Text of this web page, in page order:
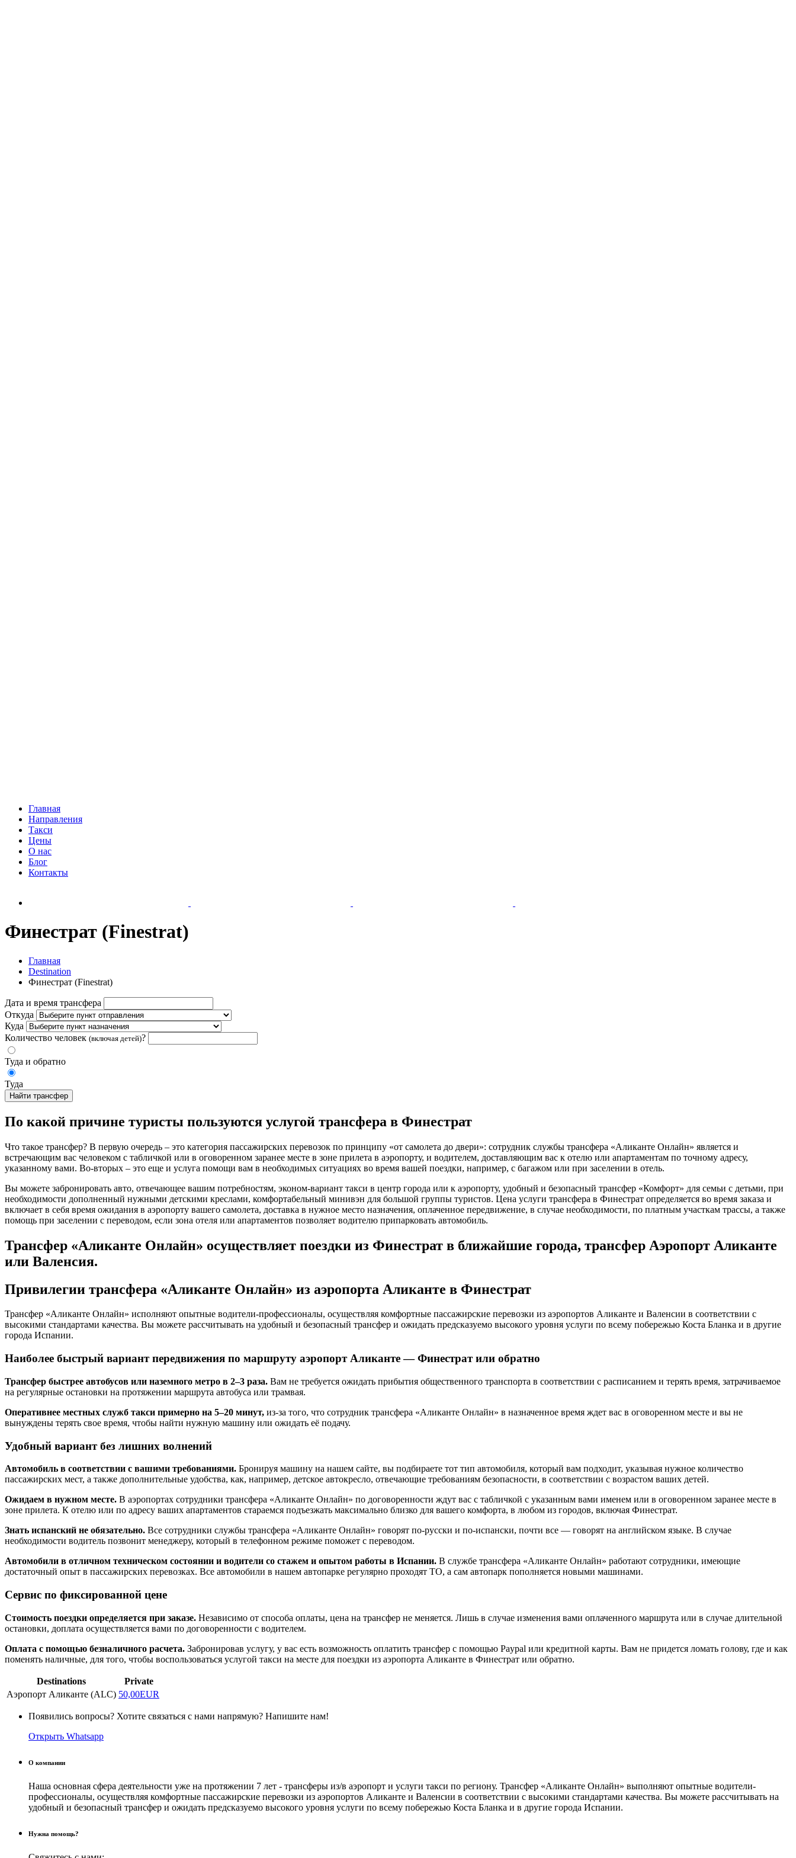
Главная
Направления
Такси
Цены
О нас
Блог
Контакты
Финестрат (Finestrat)
Главная
Destination
Финестрат (Finestrat)
Дата и время трансфера
Откуда
Куда
Количество человек (включая детей)?
Туда и обратно
Туда
Найти трансфер
По какой причине туристы пользуются услугой трансфера в Финестрат
Что такое трансфер? В первую очередь – это категория пассажирских перевозок по принципу «от самолета до двери»: сотрудник службы трансфера «Аликанте Онлайн» является и
встречающим вас человеком с табличкой или в оговоренном заранее месте в зоне прилета в аэропорту, и водителем, доставляющим вас к отелю или апартаментам по точному адресу,
указанному вами. Во-вторых – это еще и услуга помощи вам в необходимых ситуациях во время вашей поездки, например, с багажом или при заселении в отель.
Вы можете забронировать авто, отвечающее вашим потребностям, эконом-вариант такси в центр города или к аэропорту, удобный и безопасный трансфер «Комфорт» для семьи с детьми, при
необходимости дополненный нужными детскими креслами, комфортабельный минивэн для большой группы туристов. Цена услуги трансфера в Финестрат определяется во время заказа и
включает в себя время ожидания в аэропорту вашего самолета, доставка в нужное место назначения, оплаченное передвижение, в случае необходимости, по платным участкам трассы, а также
помощь при заселении с переводом, если зона отеля или апартаментов позволяет водителю припарковать автомобиль.
Трансфер «Аликанте Онлайн» осуществляет поездки из Финестрат в ближайшие города, трансфер Аэропорт Аликанте
или Валенсия.
Привилегии трансфера «Аликанте Онлайн» из аэропорта Аликанте в Финестрат
Трансфер «Аликанте Онлайн» исполняют опытные водители-профессионалы, осуществляя комфортные пассажирские перевозки из аэропортов Аликанте и Валенсии в соответствии с
высокими стандартами качества. Вы можете рассчитывать на удобный и безопасный трансфер и ожидать предсказуемо высокого уровня услуги по всему побережью Коста Бланка и в другие
города Испании.
Наиболее быстрый вариант передвижения по маршруту аэропорт Аликанте — Финестрат или обратно
Трансфер быстрее автобусов или наземного метро в 2–3 раза. Вам не требуется ожидать прибытия общественного транспорта в соответствии с расписанием и терять время, затрачиваемое
на регулярные остановки на протяжении маршрута автобуса или трамвая.
Оперативнее местных служб такси примерно на 5–20 минут, из-за того, что сотрудник трансфера «Аликанте Онлайн» в назначенное время ждет вас в оговоренном месте и вы не
вынуждены терять свое время, чтобы найти нужную машину или ожидать её подачу.
Удобный вариант без лишних волнений
Автомобиль в соответствии с вашими требованиями. Бронируя машину на нашем сайте, вы подбираете тот тип автомобиля, который вам подходит, указывая нужное количество
пассажирских мест, а также дополнительные удобства, как, например, детское автокресло, отвечающие требованиям безопасности, в соответствии с возрастом ваших детей.
Ожидаем в нужном месте. В аэропортах сотрудники трансфера «Аликанте Онлайн» по договоренности ждут вас с табличкой с указанным вами именем или в оговоренном заранее месте в
зоне прилета. К отелю или по адресу ваших апартаментов стараемся подъезжать максимально близко для вашего комфорта, в любом из городов, включая Финестрат.
Знать испанский не обязательно. Все сотрудники службы трансфера «Аликанте Онлайн» говорят по-русски и по-испански, почти все — говорят на английском языке. В случае
необходимости водитель позвонит менеджеру, который в телефонном режиме поможет с переводом.
Автомобили в отличном техническом состоянии и водители со стажем и опытом работы в Испании. В службе трансфера «Аликанте Онлайн» работают сотрудники, имеющие
достаточный опыт в пассажирских перевозках. Все автомобили в нашем автопарке регулярно проходят ТО, а сам автопарк пополняется новыми машинами.
Сервис по фиксированной цене
Стоимость поездки определяется при заказе. Независимо от способа оплаты, цена на трансфер не меняется. Лишь в случае изменения вами оплаченного маршрута или в случае длительной
остановки, доплата осуществляется вами по договоренности с водителем.
Оплата с помощью безналичного расчета. Забронировав услугу, у вас есть возможность оплатить трансфер с помощью Paypal или кредитной карты. Вам не придется ломать голову, где и как
поменять наличные, для того, чтобы воспользоваться услугой такси на месте для поездки из аэропорта Аликанте в Финестрат или обратно.
Destinations
Private
Аэропорт Аликанте (ALC) 50,00EUR
Появились вопросы? Хотите связаться с нами напрямую? Напишите нам!
Открыть Whatsapp
О компании
Наша основная сфера деятельности уже на протяжении 7 лет - трансферы из/в аэропорт и услуги такси по региону. Трансфер «Аликанте Онлайн» выполняют опытные водители-
профессионалы, осуществляя комфортные пассажирские перевозки из аэропортов Аликанте и Валенсии в соответствии с высокими стандартами качества. Вы можете рассчитывать на
удобный и безопасный трансфер и ожидать предсказуемо высокого уровня услуги по всему побережью Коста Бланка и в другие города Испании.
Нужна помощь?